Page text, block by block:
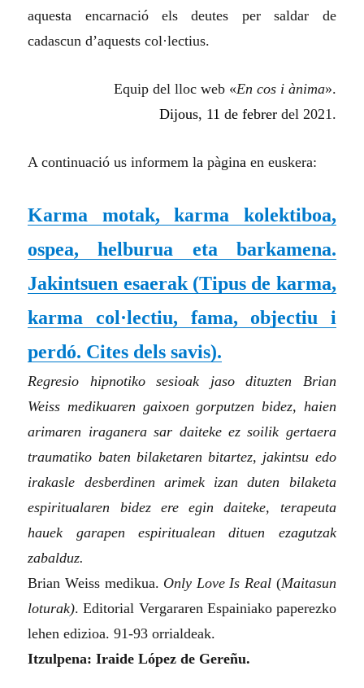
aquesta encarnació els deutes per saldar de
cadascun d’aquests col·lectius.
Equip del lloc web «En cos i ànima».
Dijous, 11 de febrerdel 2021.
A continuació us informem la pàgina en euskera:
Karma motak, karma kolektiboa,
ospea, helburua eta barkamena.
Jakintsuen esaerak (Tipus de karma,
karma col·lectiu, fama, objectiu i
perdó. Cites dels savis).
Regresio hipnotiko sesioak jaso dituzten Brian
Weiss medikuaren gaixoen gorputzen bidez, haien
arimaren iraganera sar daiteke ez soilik gertaera
traumatiko baten bilaketaren bitartez, jakintsu edo
irakasle desberdinen arimek izan duten bilaketa
espiritualaren bidez ere egin daiteke, terapeuta
hauek garapen espiritualean dituen ezagutzak
zabalduz.
Brian Weiss medikua. Only Love Is Real(Maitasun
loturak). Editorial Vergararen Espainiako paperezko
lehen edizioa. 91-93 orrialdeak.
Itzulpena: Iraide López de Gereñu.